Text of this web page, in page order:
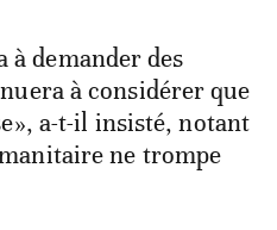
demander des
à considérer que
a-t-il insisté, notant
ne trompe